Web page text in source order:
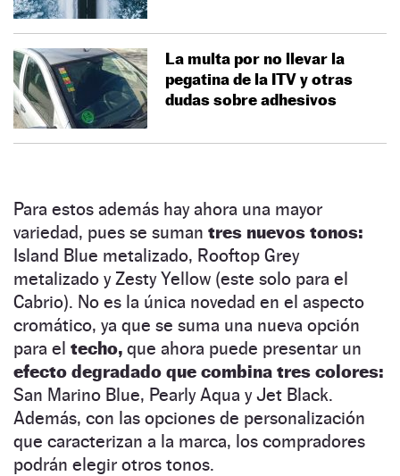
La multa por no llevar la
pegatina de la ITV y otras
dudas sobre adhesivos
Para estos además hay ahora una mayor
variedad, pues se suman tres nuevos tonos:
Island Blue metalizado, Rooftop Grey
metalizado y Zesty Yellow (este solo para el
Cabrio). No es la única novedad en el aspecto
cromático, ya que se suma una nueva opción
para el techo, que ahora puede presentar un
efecto degradado que combina tres colores:
San Marino Blue, Pearly Aqua y Jet Black.
Además, con las opciones de personalización
que caracterizan a la marca, los compradores
podrán elegir otros tonos.